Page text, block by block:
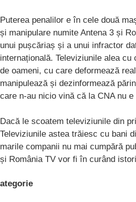
Puterea penalilor e în cele două
și manipulare numite Antena 3 și
unui pușcăriaș și a unui infractor
internațională. Televiziunile alea
de oameni, cu care deformează
manipulează și dezinformează
care n-au nicio vină că la CNA nu
Dacă le scoatem televiziunile din
Televiziunile astea trăiesc cu bani
marile companii nu mai cumpără
și România TV vor fi în curând